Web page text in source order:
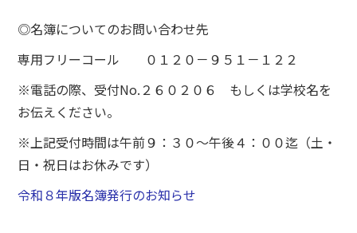
◎名簿についてのお問い合わせ先
専用フリーコール ０１２０－９５１－１２２
※電話の際、受付No.２６０２０６ もしくは学校名を
お伝えください。
※上記受付時間は午前９：３０～午後４：００迄（土・
日・祝日はお休みです）
令和８年版名簿発行のお知らせ